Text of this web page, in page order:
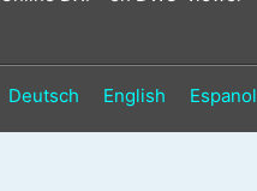
Deutsch English Espanol